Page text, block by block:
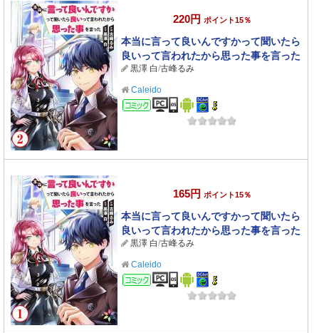
220円 ポイント15％
本当に言って良いんですかって聞いたら
良いって言われたから思った事を言った
2 黒澤 白/古峰るみ
Caleido
コミック
165円 ポイント15％
本当に言って良いんですかって聞いたら
良いって言われたから思った事を言った
1 黒澤 白/古峰るみ
Caleido
コミック